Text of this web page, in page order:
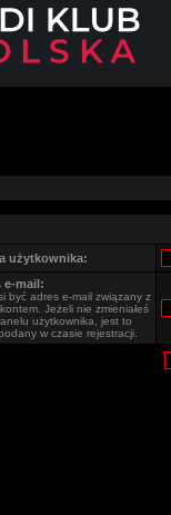
użytkownika:
e-mail:
być adres e-mail związany z
Jeżeli nie zmieniałeś
użytkownika, jest to
w czasie rejestracji.